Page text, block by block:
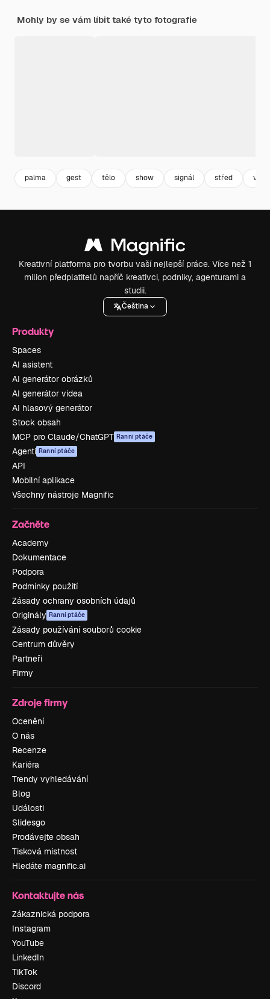
Mohly by se vám líbit také tyto fotografie
palma gest tělo show signál střed
Kreativní platforma pro tvorbu vaší nejlepší práce. Více než 1
milion předplatitelů napříč kreativci, podniky, agenturami a
studii.
Čeština
Produkty
Spaces
AI asistent
AI generátor obrázků
AI generátor videa
AI hlasový generátor
Stock obsah
MCP pro Claude/ChatGPT Ranní ptáče
Agenti Ranní ptáče
API
Mobilní aplikace
Všechny nástroje Magnific
Začněte
Academy
Dokumentace
Podpora
Podmínky použití
Zásady ochrany osobních údajů
Originály Ranní ptáče
Zásady používání souborů cookie
Centrum důvěry
Partneři
Firmy
Zdroje firmy
Ocenění
O nás
Recenze
Kariéra
Trendy vyhledávání
Blog
Události
Slidesgo
Prodávejte obsah
Tisková místnost
Hledáte magnific.ai
Kontaktujte nás
Zákaznická podpora
Instagram
YouTube
LinkedIn
TikTok
Discord